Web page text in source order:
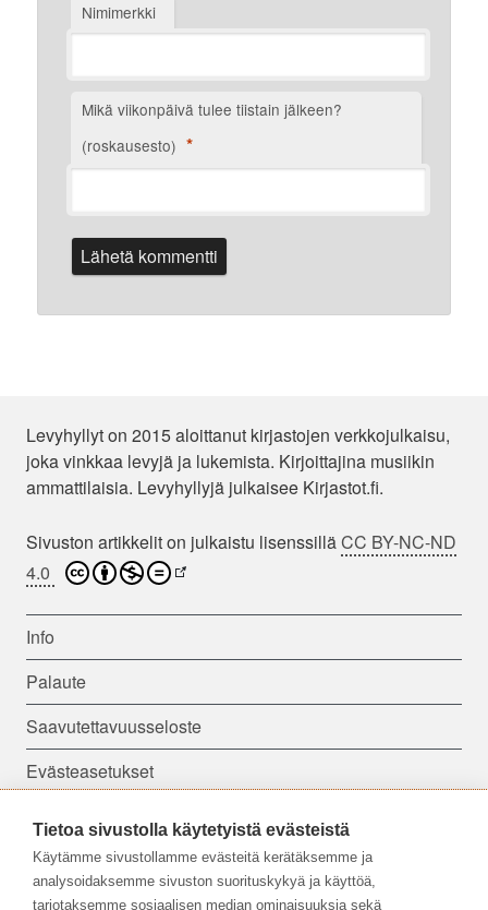
Nimimerkki
Mikä viikonpäivä tulee tiistain jälkeen?
(roskausesto) *
Levyhyllyt on 2015 aloittanut kirjastojen verkkojulkaisu,
joka vinkkaa levyjä ja lukemista. Kirjoittajina musiikin
ammattilaisia. Levyhyllyjä julkaisee Kirjastot.fi.
Sivuston artikkelit on julkaistu lisenssilläCC BY-NC-ND
4.0
Info
Palaute
Saavutettavuusseloste
Evästeasetukset
Seuraa meitä:
Tietoa sivustolla käytetyistä evästeistä
Käytämme sivustollamme evästeitä kerätäksemme ja
analysoidaksemme sivuston suorituskykyä ja käyttöä,
tarjotaksemme sosiaalisen median ominaisuuksia sekä